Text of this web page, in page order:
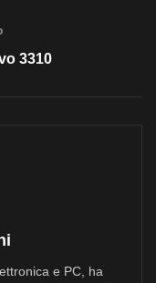
3310
e PC, ha